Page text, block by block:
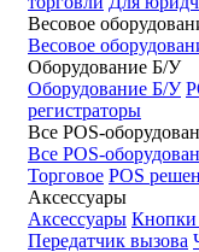
Весовое
Весовое
Оборудование Б/У
Оборудование Б/У
регистраторы
Все POS-
Все POS-
Торговое POS
Аксессуары
Аксессуары Кнопки
Передатчик вызова